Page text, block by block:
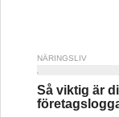
NÄRINGSLIV
Så viktig är